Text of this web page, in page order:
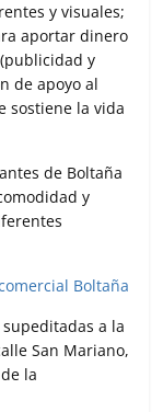
y visuales;
aportar dinero
y
de apoyo al
sostiene la vida
de Boltaña
y
a la
San Mariano,
la